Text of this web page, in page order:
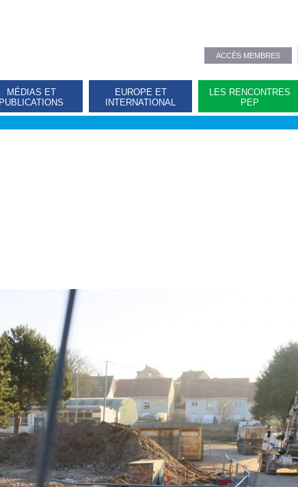
ACCÈS MEMBRES
MÉDIAS ET
PUBLICATIONS
EUROPE ET
INTERNATIONAL
LES RENCONTRES
PEP